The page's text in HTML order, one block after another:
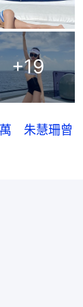
+19
　朱慧珊曾